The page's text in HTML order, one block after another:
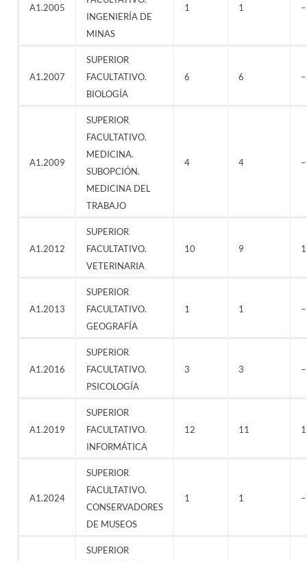
A1.2005
INGENIERÍA DE
MINAS
1 1 –
A1.2007
SUPERIOR
FACULTATIVO.
BIOLOGÍA
6 6 –
A1.2009
SUPERIOR
FACULTATIVO.
MEDICINA.
SUBOPCIÓN.
MEDICINA DEL
TRABAJO
4 4 –
A1.2012
SUPERIOR
FACULTATIVO.
VETERINARIA
10 9 1
A1.2013
SUPERIOR
FACULTATIVO.
GEOGRAFÍA
1 1 –
A1.2016
SUPERIOR
FACULTATIVO.
PSICOLOGÍA
3 3 –
A1.2019
SUPERIOR
FACULTATIVO.
INFORMÁTICA
12 11 1
A1.2024
SUPERIOR
FACULTATIVO.
CONSERVADORES
DE MUSEOS
1 1 –
SUPERIOR